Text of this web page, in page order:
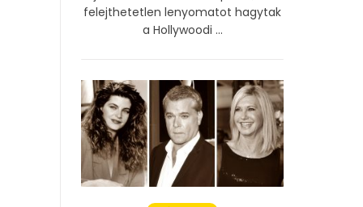
felejthetetlen lenyomatot hagytak
a Hollywoodi ...